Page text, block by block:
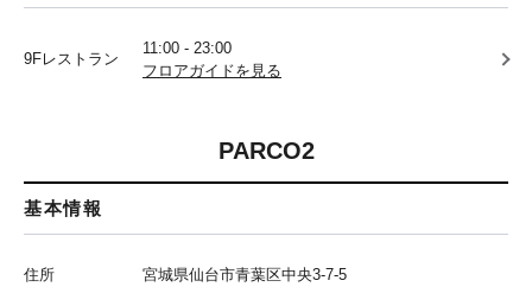
9Fレストラン
11:00 - 23:00
フロアガイドを見る
PARCO2
基本情報
住所 宮城県仙台市青葉区中央3-7-5